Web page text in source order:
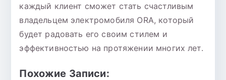
каждый клиент сможет стать счастливым
владельцем электромобиля ORA, который
будет радовать его своим стилем и
эффективностью на протяжении многих лет.
Похожие Записи: